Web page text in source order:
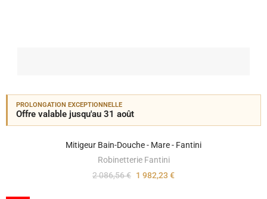
PROLONGATION EXCEPTIONNELLE
Offre valable jusqu'au 31 août
Mitigeur Bain-Douche - Mare - Fantini
Robinetterie Fantini
2 086,56 € 1 982,23 €